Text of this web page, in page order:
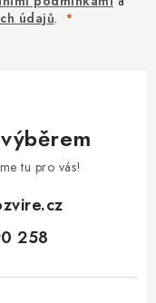
údajů.
tu pro vás!
258